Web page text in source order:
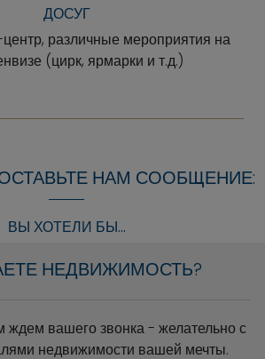
ДОСУГ
различные мероприятия на
(цирк, ярмарки и т.д.)
НАМ СООБЩЕНИЕ:
ВЫ ХОТЕЛИ БЫ...
НЕДВИЖИМОСТЬ?
ждем вашего звонка - желательно с
недвижимости вашей мечты.